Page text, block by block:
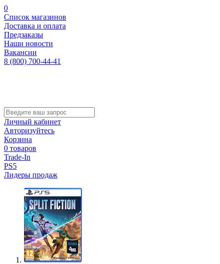
0
Список магазинов
Доставка и оплата
Предзаказы
Наши новости
Вакансии
8 (800) 700-44-41
Личный кабинет
Авторизуйтесь
Корзина
0 товаров
Trade-In
PS5
Лидеры продаж